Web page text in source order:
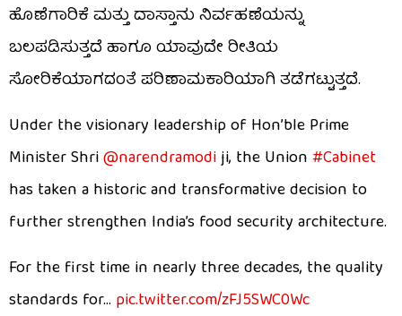
ಹೊಣೆಗಾರಿಕೆ ಮತ್ತು ದಾಸ್ತಾನು ನಿರ್ವಹಣೆಯನ್ನು
ಬಲಪಡಿಸುತ್ತದೆ ಹಾಗೂ ಯಾವುದೇ ರೀತಿಯ
ಸೋರಿಕೆಯಾಗದಂತೆ ಪರಿಣಾಮಕಾರಿಯಾಗಿ ತಡೆಗಟ್ಟುತ್ತದೆ.
Under the visionary leadership of Hon’ble Prime
Minister Shri@narendramodiji, the Union#Cabinet
has taken a historic and transformative decision to
further strengthen India’s food security architecture.
For the first time in nearly three decades, the quality
standards for… pic.twitter.com/zFJ5SWC0Wc